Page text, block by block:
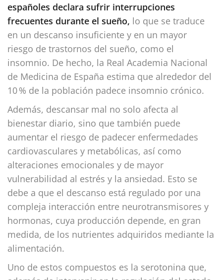
españoles declara sufrir interrupciones
frecuentes durante el sueño, lo que se traduce
en un descanso insuficiente y en un mayor
riesgo de trastornos del sueño, como el
insomnio. De hecho, la Real Academia Nacional
de Medicina de España estima que alrededor del
10 % de la población padece insomnio crónico.
Además, descansar mal no solo afecta al
bienestar diario, sino que también puede
aumentar el riesgo de padecer enfermedades
cardiovasculares y metabólicas, así como
alteraciones emocionales y de mayor
vulnerabilidad al estrés y la ansiedad. Esto se
debe a que el descanso está regulado por una
compleja interacción entre neurotransmisores y
hormonas, cuya producción depende, en gran
medida, de los nutrientes adquiridos mediante la
alimentación.
Uno de estos compuestos es la serotonina que,